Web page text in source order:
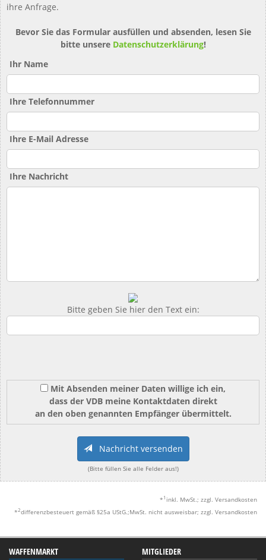
ihre Anfrage.
Bevor Sie das Formular ausfüllen und absenden, lesen Sie
bitte unsere Datenschutzerklärung!
Ihr Name
Ihre Telefonnummer
Ihre E-Mail Adresse
Ihre Nachricht
Bitte geben Sie hier den Text ein:
Mit Absenden meiner Daten willige ich ein,
dass der VDB meine Kontaktdaten direkt
an den oben genannten Empfänger übermittelt.
Nachricht versenden
(Bitte füllen Sie alle Felder aus!)
* 1 inkl. MwSt.; zzgl. Versandkosten
*2differenzbesteuert gemäß §25a UStG.;MwSt. nicht ausweisbar; zzgl. Versandkosten
WAFFENMARKT MITGLIEDER